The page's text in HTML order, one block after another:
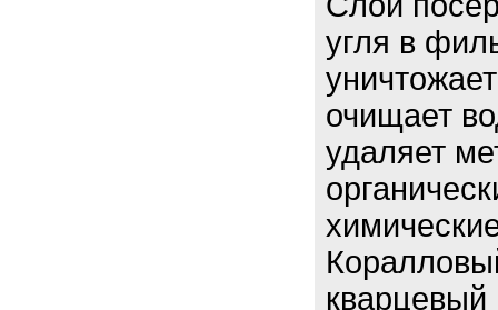
угля в
очищает
удаляет
кварцевый